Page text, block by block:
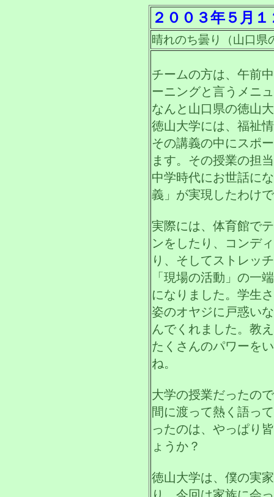
２００３年５月１
晴れのち曇り（山口県
チームの方は、午前
ーニングと言うメニ
なんと山口県の徳山
徳山大学には、福祉
その講義の中にスポ
ます。その授業の担
中学時代にお世話に
義」が実現したわけ
実際には、体育館で
ンをしたり、コンデ
り、そしてストレッ
「現場の活動」の一
になりました。学生
姿のオヤジに戸惑い
んでくれました。教
たくさんのパワーを
ね。
大学の授業だったの
間に渡って熱く語っ
ったのは、やっぱり
ょうか？
徳山大学は、僕の実